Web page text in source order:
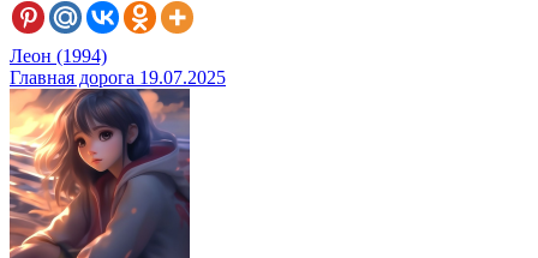
Навигация
по
записям
Леон (1994)
Главная дорога 19.07.2025